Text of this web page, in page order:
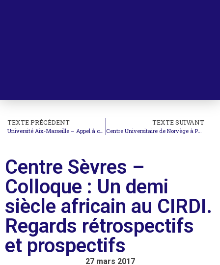
TEXTE PRÉCÉDENT TEXTE SUIVANT
Centre Sèvres –
Colloque : Un demi
siècle africain au CIRDI.
Regards rétrospectifs
et prospectifs
27 mars 2017